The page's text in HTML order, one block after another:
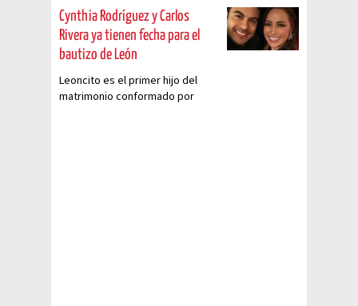
Cynthia Rodríguez y Carlos
Rivera ya tienen fecha para el
bautizo de León
Leoncito es el primer hijo del
matrimonio conformado por